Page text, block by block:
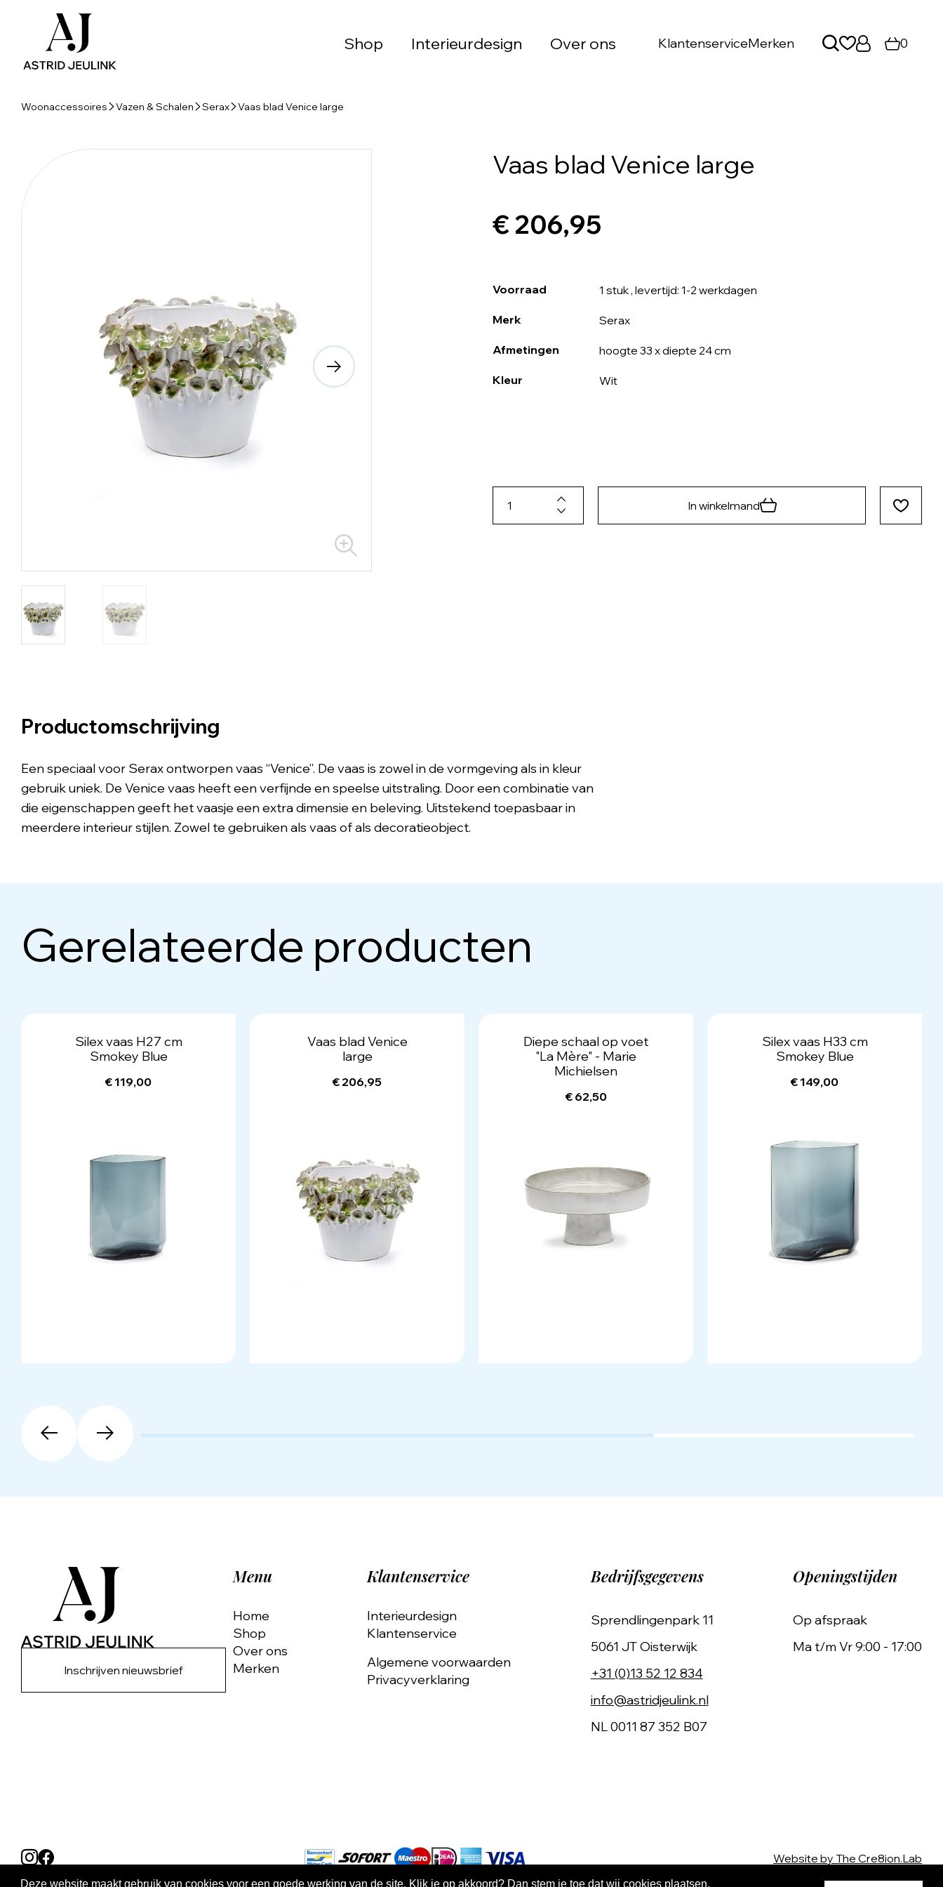
Deze website maakt gebruik van cookies voor een goede werking van de site. Klik je op akkoord? Dan stem je toe dat wij cookies plaatsen.
Shop Interieurdesign Over ons KlantenserviceMerken 0
Woonaccessoires Vazen & Schalen Serax Vaas blad Venice large
Vaas blad Venice large
€ 206,95
Voorraad 1 stuk, levertijd: 1-2 werkdagen
Merk Serax
Afmetingen hoogte 33 x diepte 24 cm
Kleur Wit
In winkelmand
Productomschrijving
Een speciaal voor Serax ontworpen vaas “Venice”. De vaas is zowel in de vormgeving als in kleur
gebruik uniek. De Venice vaas heeft een verfijnde en speelse uitstraling. Door een combinatie van
die eigenschappen geeft het vaasje een extra dimensie en beleving. Uitstekend toepasbaar in
meerdere interieur stijlen. Zowel te gebruiken als vaas of als decoratieobject.
Gerelateerde producten
Silex vaas H27 cm
Smokey Blue
€ 119,00
Vaas blad Venice
large
€ 206,95
Diepe schaal op voet
"La Mère" - Marie
Michielsen
€ 62,50
Silex vaas H33 cm
Smokey Blue
€ 149,00
Inschrijven nieuwsbrief
Menu
Home
Shop
Over ons
Merken
Klantenservice
Interieurdesign
Klantenservice
Algemene voorwaarden
Privacyverklaring
Bedrijfsgegevens
Sprendlingenpark 11
5061 JT Oisterwijk
+31 (0)13 52 12 834
info@astridjeulink.nl
NL 0011 87 352 B07
Openingstijden
Op afspraak
Ma t/m Vr 9:00 - 17:00
Website by The Cre8ion.Lab